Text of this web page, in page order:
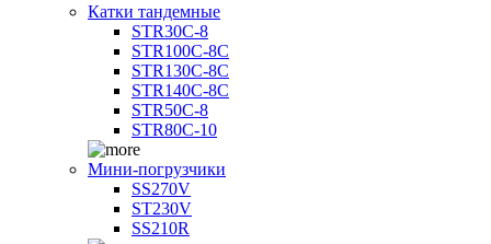
Катки тандемные
STR30C-8
STR100C-8С
STR130C-8С
STR140C-8С
STR50C-8
STR80C-10
Мини-погрузчики
SS270V
ST230V
SS210R